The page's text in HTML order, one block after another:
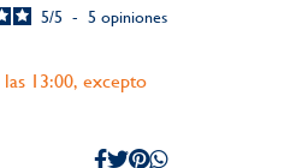
5/5 - 5 opiniones
13:00, excepto